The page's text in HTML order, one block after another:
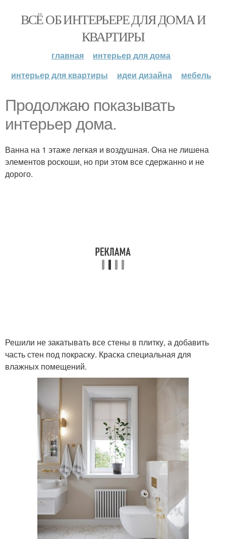
ВСЁ ОБ ИНТЕРЬЕРЕ ДЛЯ ДОМА И
КВАРТИРЫ
главная
интерьер для дома
интерьер для квартиры
идеи дизайна мебель
Продолжаю показывать
интерьер дома.
Ванна на 1 этаже легкая и воздушная. Она не лишена
элементов роскоши, но при этом все сдержанно и не
дорого.
Решили не закатывать все стены в плитку, а добавить
часть стен под покраску. Краска специальная для
влажных помещений.